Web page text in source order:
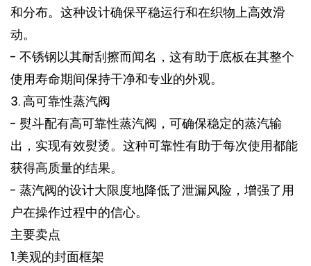
和分布。这种设计确保平稳运行和在织物上高效滑
动。
- 不锈钢以其耐刮擦而闻名，这有助于底板在其整个
使用寿命期间保持干净和专业的外观。
3. 高可靠性蒸汽阀
- 熨斗配有高可靠性蒸汽阀，可确保稳定的蒸汽输
出，实现有效熨烫。这种可靠性有助于每次使用都能
获得高质量的结果。
- 蒸汽阀的设计大限度地降低了泄漏风险，增强了用
户在操作过程中的信心。
主要卖点
1.美观的封面框架